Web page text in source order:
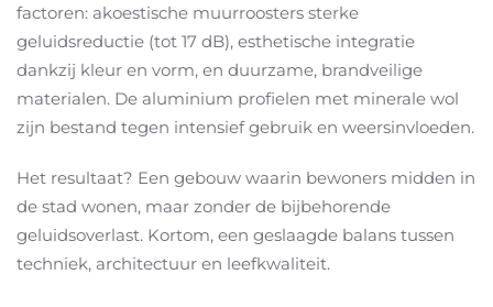
factoren: akoestische muurroosters sterke
geluidsreductie (tot 17 dB), esthetische integratie
dankzij kleur en vorm, en duurzame, brandveilige
materialen. De aluminium profielen met minerale wol
zijn bestand tegen intensief gebruik en weersinvloeden.
Het resultaat? Een gebouw waarin bewoners midden in
de stad wonen, maar zonder de bijbehorende
geluidsoverlast. Kortom, een geslaagde balans tussen
techniek, architectuur en leefkwaliteit.